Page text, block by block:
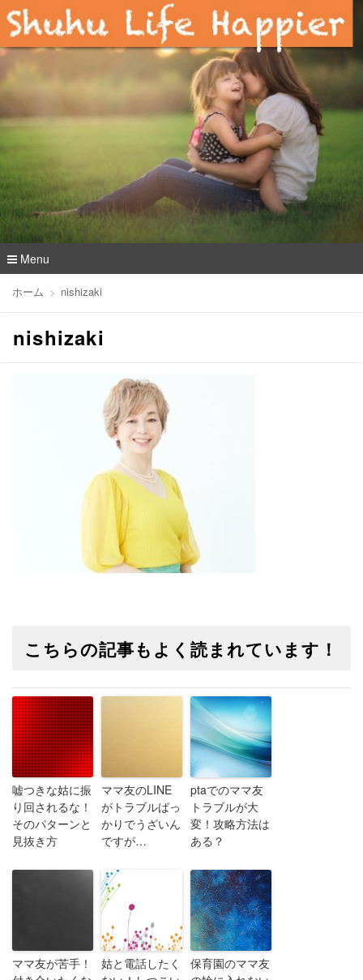
Menu
テ
へ
ホーム nishizaki
nishizaki
こちらの記事もよく読まれています！
嘘つきな姑に振
り回されるな！
そのパターンと
見抜き方
ママ友のLINE
がトラブルばっ
かりでうざいん
ですが…
ptaでのママ友
トラブルが大
変！攻略方法は
ある？
ママ友が苦手！
姑と電話したく
保育園のママ友